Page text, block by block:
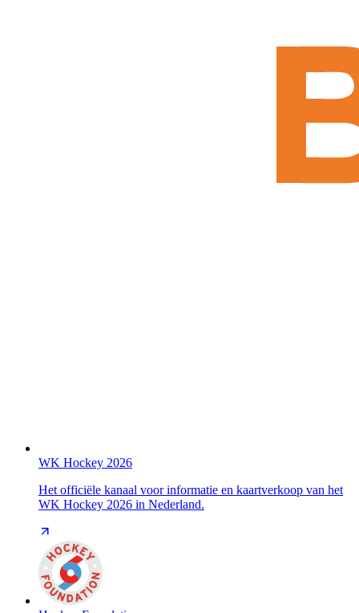
WK Hockey 2026
Het officiële kanaal voor informatie en kaartverkoop van het
WK Hockey 2026 in Nederland.